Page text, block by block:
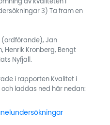
av kvaliteten i
3) Ta fram en
(ordförande), Jan
Henrik Kronberg, Bengt
Nyfjäll.
i rapporten Kvalitet i
laddas ned här nedan: